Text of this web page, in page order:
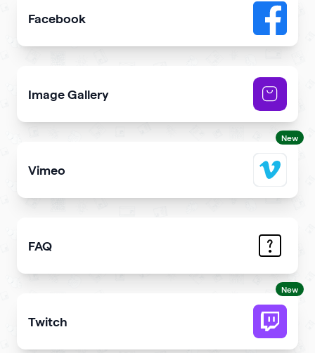
Facebook
Image Gallery
New
Vimeo
FAQ
Demonstrate the answers to the most common
New
Twitch